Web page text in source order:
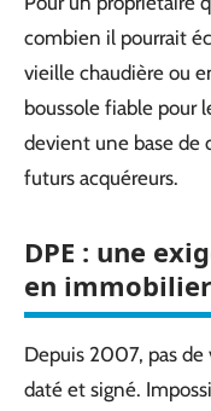
combien il pourrait
vieille chaudière ou
boussole fiable pour
devient une base de
futurs acquéreurs.
DPE : une
en immobilier
Depuis 2007, pas de
daté et signé.